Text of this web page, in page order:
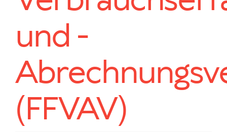
und -
(FFVAV)